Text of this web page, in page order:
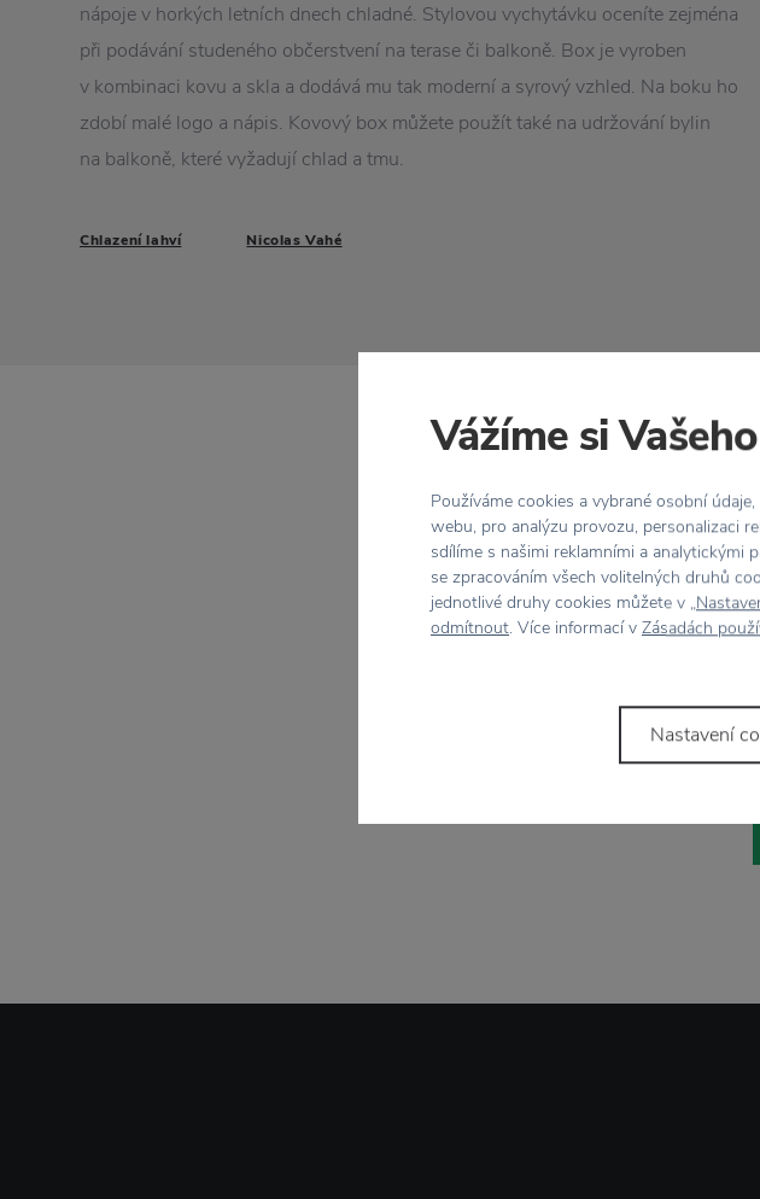
nápoje v horkých letních dnech chladné. Stylovou vychytávku oceníte zejména
při podávání studeného občerstvení na terase či balkoně. Box je vyroben
v kombinaci kovu a skla a dodává mu tak moderní a syrový vzhled. Na boku ho
zdobí malé logo a nápis. Kovový box můžete použít také na udržování bylin
na balkoně, které vyžadují chlad a tmu.
Chlazení lahví Nicolas Vahé
Vážíme si
Používáme cookies a vybrané osobní
webu, pro analýzu provozu, personalizaci
sdílíme s našimi reklamními a analytickými
se zpracováním všech volitelných druhů
jednotlivé druhy cookies můžete v „
odmítnout. Více informací v Zásadách
Nastavení